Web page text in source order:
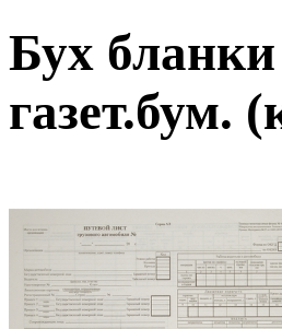
Бух бланки
газет.бум.